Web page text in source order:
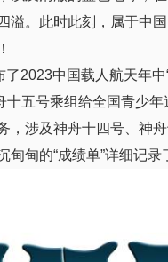
。此时此刻，属于中
2023中国载人航天年
五号乘组给全国青少
，涉及神舟十四号、神
甸的“成绩单”详细记录